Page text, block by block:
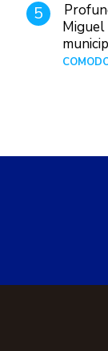
5
Miguel